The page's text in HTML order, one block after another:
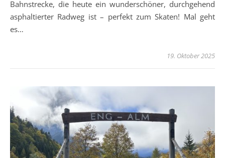
Bahnstrecke, die heute ein wunderschöner, durchgehend
asphaltierter Radweg ist – perfekt zum Skaten! Mal geht
es…
19. Oktober 2025